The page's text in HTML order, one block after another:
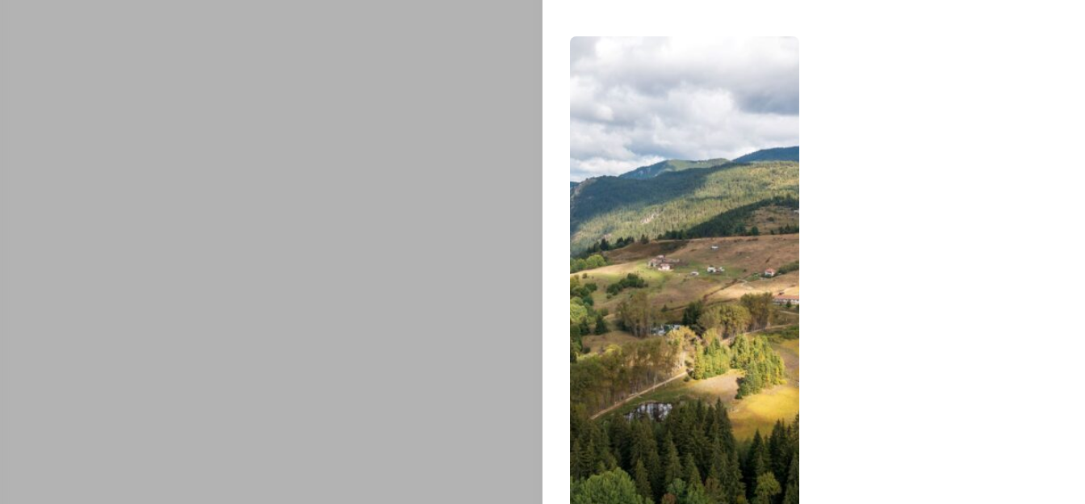
БЪЛГАРИ
КУЛТУРА
И
ИЗКУСТВО
ХРИСТИЯНСКИ
ПРАЗНИЦИ
ЗНАЧИМИ
ПРАЗНИЦИ
ПРАЗНИЦИ
ОБРЕДИ
И